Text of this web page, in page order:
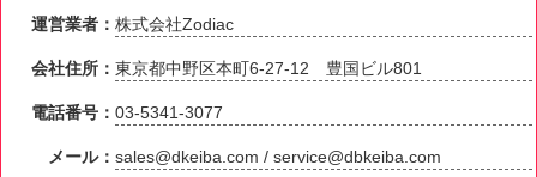
運営業者：株式会社Zodiac
会社住所：東京都中野区本町6-27-12 豊国ビル801
電話番号：03-5341-3077
メール：sales@dkeiba.com / service@dbkeiba.com